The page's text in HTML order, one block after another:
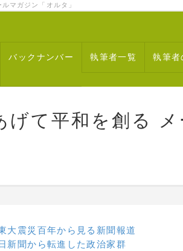
ガジン「オルタ」
バックナンバー 執筆者一覧 執筆者
げて平和を創る
大震災百年から見る新聞報道
新聞から転進した政治家群